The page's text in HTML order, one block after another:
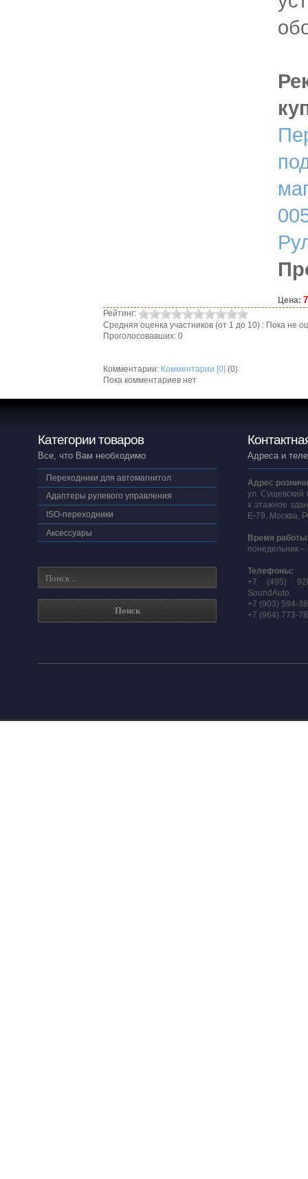
Цена:
Рейтинг:
Средняя оценка участников (от 1 до 10) : Пока не
Проголосовавших: 0
Комментарии: Комментарии [0] (0)
Пока комментариев нет
Категории товаров
Все, что Вам необходимо
Переходники для автомагнитол
Адаптеры рулевого управления
ISO-переходники
Аксессуары
Адреса и
Адрес
ул. Сущевский
х этажное
E-79, Москва,
Время
понедельник –
Телефоны:
+7 (495)
SoundAuto.
+7 (903) 594-
+7 (964) 773-